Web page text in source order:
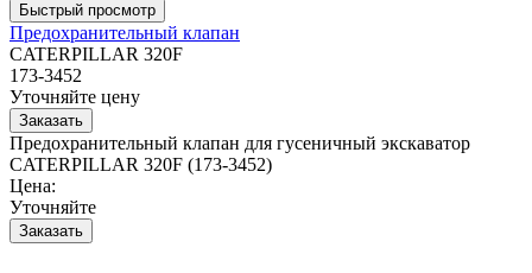
Предохранительный клапан
CATERPILLAR 320F
173-3452
Уточняйте цену
Предохранительный клапан для гусеничный экскаватор
CATERPILLAR 320F (173-3452)
Цена:
Уточняйте